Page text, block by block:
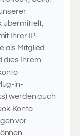
übermittelt,
Ihrer IP-
als Mitglied
dies Ihrem
in-
werden auch
Konto
vor